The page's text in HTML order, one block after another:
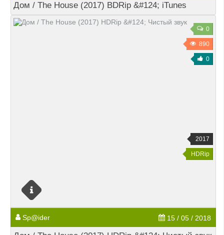
Дом / The House (2017) BDRip &#124; iTunes
0
890
0
2017
HDRip
Sp@ider 15 / 05 / 2018